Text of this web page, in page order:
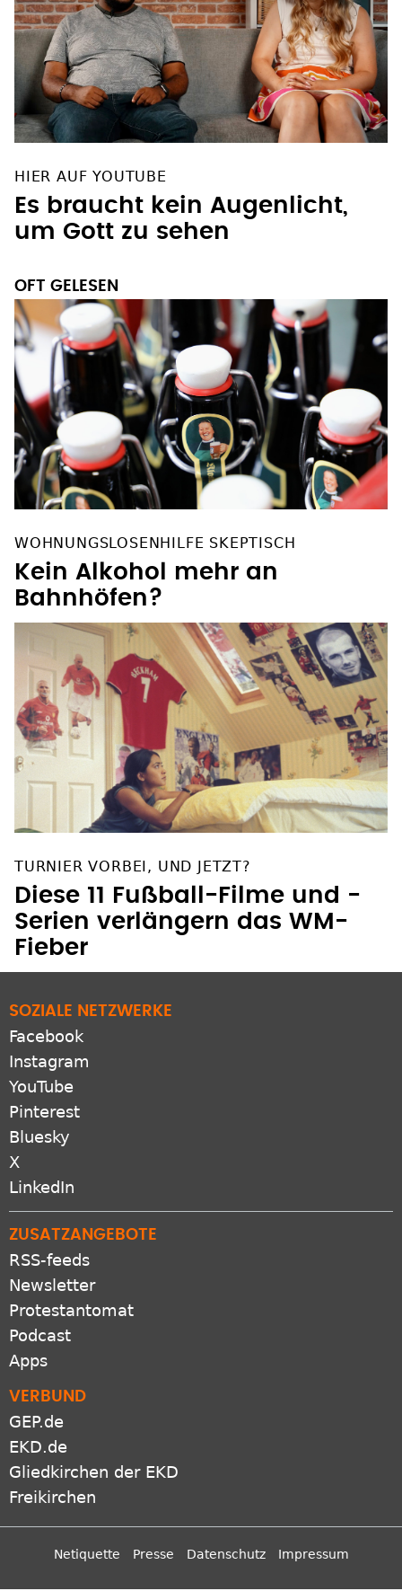
Es braucht kein Augenlicht,
um Gott zu sehen
Kein Alkohol mehr an
Bahnhöfen?
Diese 11 Fußball-Filme und -
Serien verlängern das WM-
Fieber
Facebook
Instagram
YouTube
Pinterest
Bluesky
X
LinkedIn
RSS-feeds
Newsletter
Protestantomat
Podcast
Apps
GEP.de
EKD.de
Gliedkirchen der EKD
Freikirchen